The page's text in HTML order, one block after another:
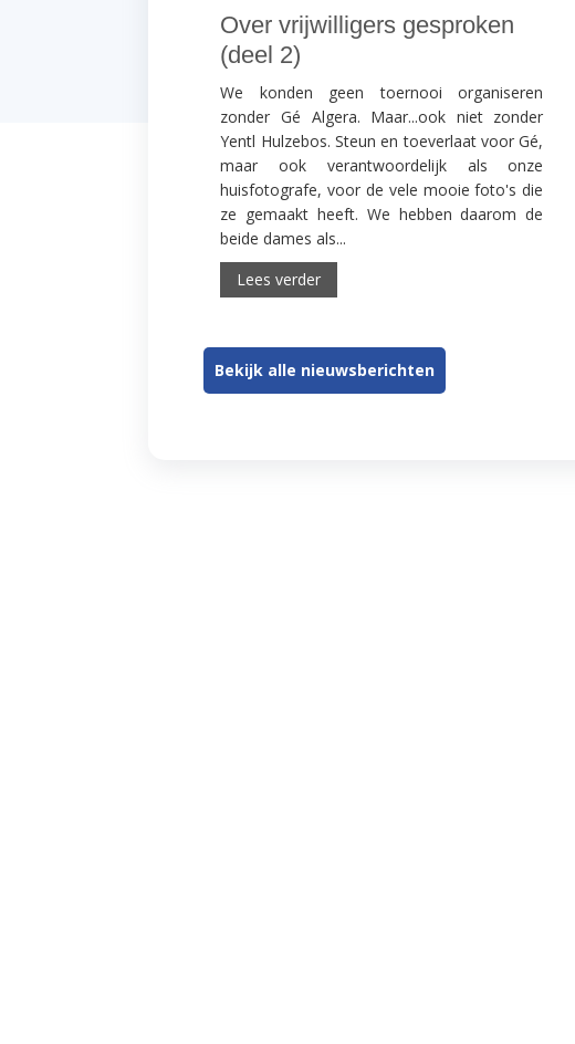
Over vrijwilligers gesproken
(deel 2)
We konden geen toernooi organiseren
zonder Gé Algera. Maar...ook niet zonder
Yentl Hulzebos. Steun en toeverlaat voor Gé,
maar ook verantwoordelijk als onze
huisfotografe, voor de vele mooie foto's die
ze gemaakt heeft. We hebben daarom de
beide dames als...
Lees verder
Bekijk alle nieuwsberichten